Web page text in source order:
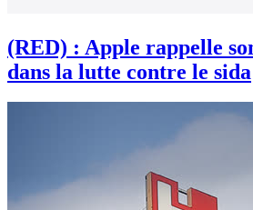
(RED) : Apple rappelle
dans la lutte contre le sida